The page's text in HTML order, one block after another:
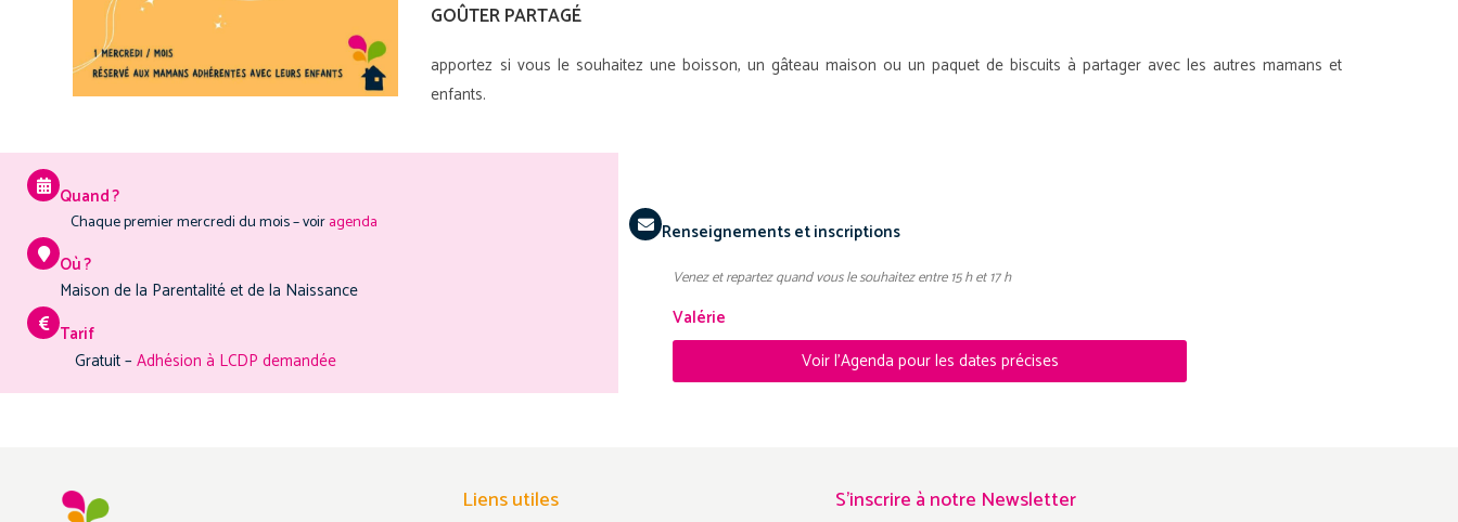
GOÛTER PARTAGÉ
apportez si vous le souhaitez une boisson, un gâteau maison ou un paquet de biscuits à partager avec les autres mamans et
enfants.
Quand ?
Chaque premier mercredi du mois – voiragenda
Où ?
Maison de la Parentalité et de la Naissance
Tarif
Gratuit – Adhésion à LCDP demandée
Renseignements et inscriptions
Venez et repartez quand vous le souhaitez entre 15 h et 17 h
Valérie
Voir l'Agenda pour les dates précises
Liens utiles S'inscrire à notre Newsletter